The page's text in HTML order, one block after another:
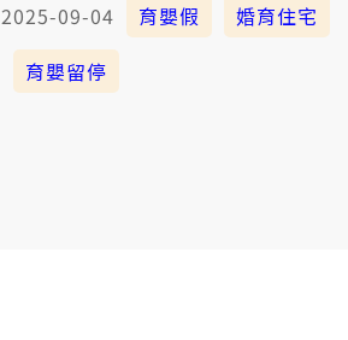
2025-09-04 育嬰假
婚育住宅
育嬰留停